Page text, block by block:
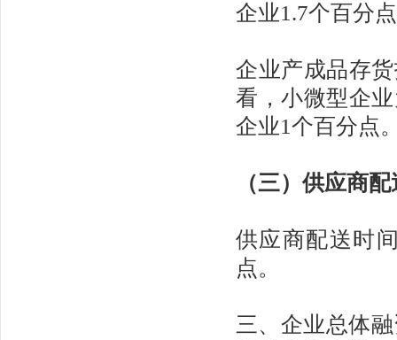
企业1.7个百分
企业产成品存
看，小微型企
企业1个百分点
（三）供应商
供应商配送时
点。
三、企业总体